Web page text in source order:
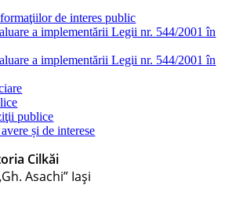
de interes public
a implementării Legii nr. 544/2001 în
a implementării Legii nr. 544/2001 în
publice
și de interese
Cilkăi
Asachi” Iaşi